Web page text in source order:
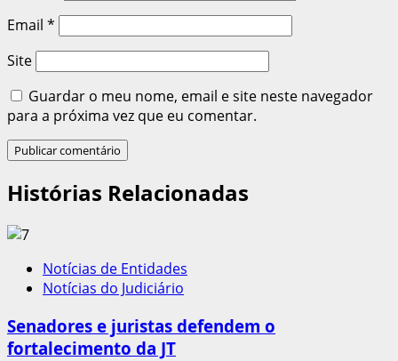
Email *
Site
Guardar o meu nome, email e site neste navegador
para a próxima vez que eu comentar.
Histórias Relacionadas
Notícias de Entidades
Notícias do Judiciário
Senadores e juristas defendem o
fortalecimento da JT